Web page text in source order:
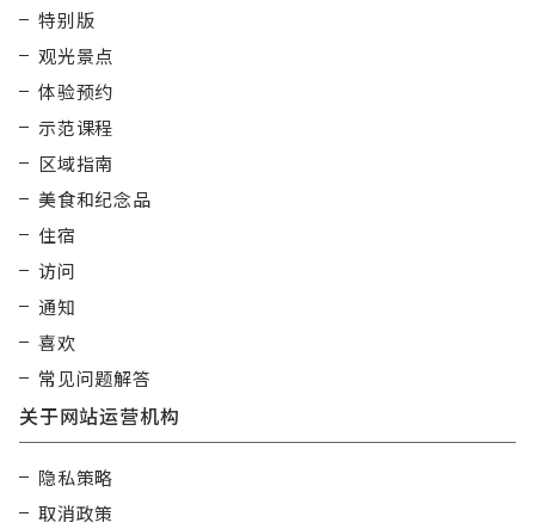
特别版
观光景点
体验预约
示范课程
区域指南
美食和纪念品
住宿
访问
通知
喜欢
常见问题解答
关于网站运营机构
隐私策略
取消政策